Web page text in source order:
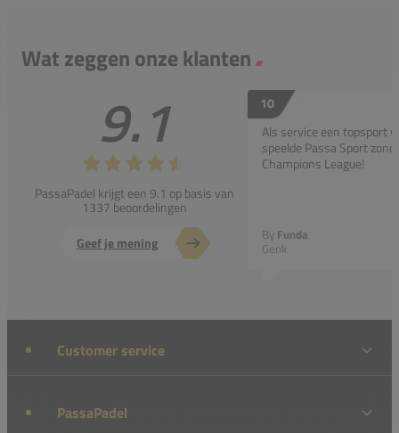
Wat zeggen onze klanten
9.1
PassaPadel krijgt een 9.1 op basis van
1337 beoordelingen
Geef je mening
10
Als service een topsport
speelde Passa Sport
Champions League!
By Funda
Genk
Customer service
PassaPadel